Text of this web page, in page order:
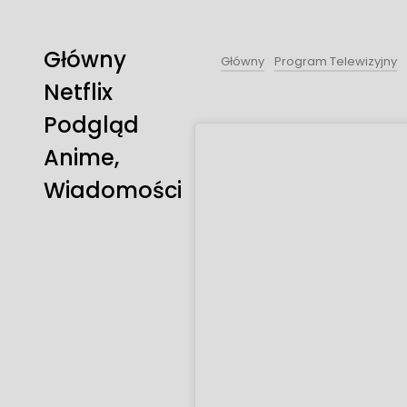
Główny
Netflix
Podgląd
Anime,
Wiadomości
Główny Program Telewizyjny